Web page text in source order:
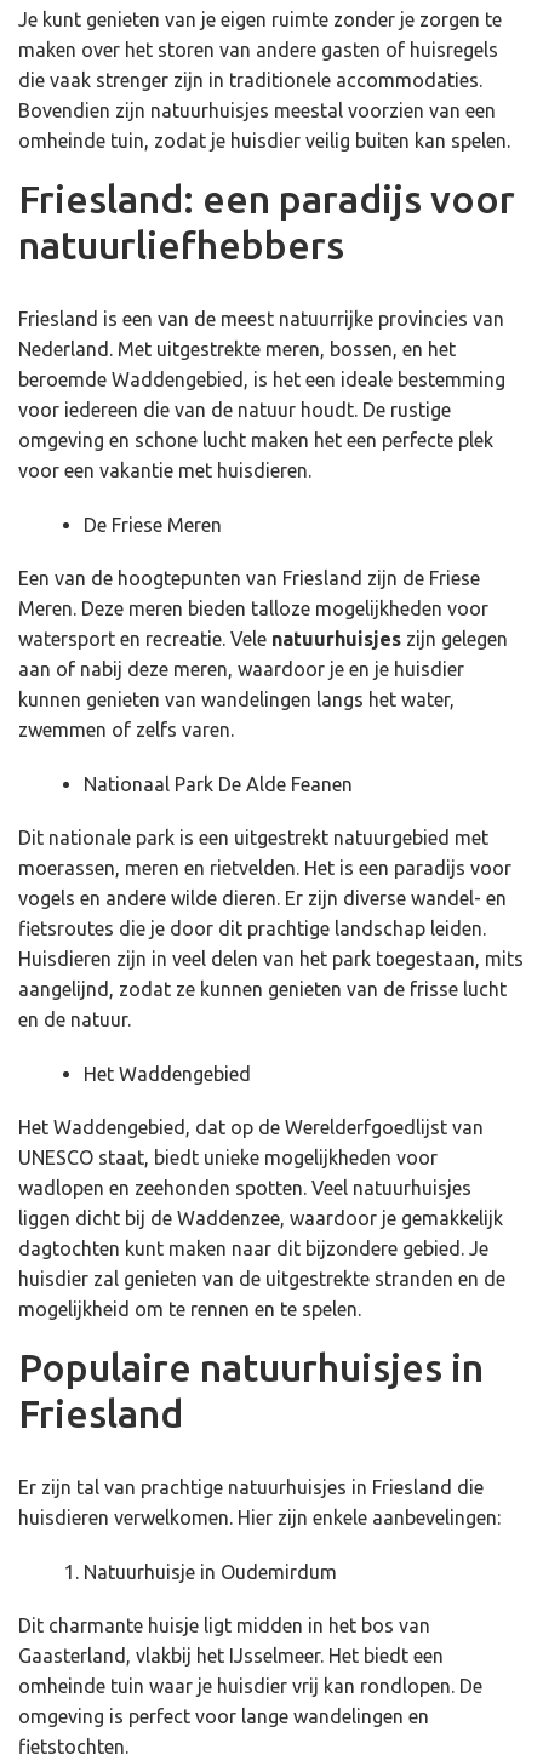
Je kunt genieten van je eigen ruimte zonder je zorgen te
maken over het storen van andere gasten of huisregels
die vaak strenger zijn in traditionele accommodaties.
Bovendien zijn natuurhuisjes meestal voorzien van een
omheinde tuin, zodat je huisdier veilig buiten kan spelen.
Friesland: een paradijs voor
natuurliefhebbers
Friesland is een van de meest natuurrijke provincies van
Nederland. Met uitgestrekte meren, bossen, en het
beroemde Waddengebied, is het een ideale bestemming
voor iedereen die van de natuur houdt. De rustige
omgeving en schone lucht maken het een perfecte plek
voor een vakantie met huisdieren.
De Friese Meren
Een van de hoogtepunten van Friesland zijn de Friese
Meren. Deze meren bieden talloze mogelijkheden voor
watersport en recreatie. Vele natuurhuisjes zijn gelegen
aan of nabij deze meren, waardoor je en je huisdier
kunnen genieten van wandelingen langs het water,
zwemmen of zelfs varen.
Nationaal Park De Alde Feanen
Dit nationale park is een uitgestrekt natuurgebied met
moerassen, meren en rietvelden. Het is een paradijs voor
vogels en andere wilde dieren. Er zijn diverse wandel- en
fietsroutes die je door dit prachtige landschap leiden.
Huisdieren zijn in veel delen van het park toegestaan, mits
aangelijnd, zodat ze kunnen genieten van de frisse lucht
en de natuur.
Het Waddengebied
Het Waddengebied, dat op de Werelderfgoedlijst van
UNESCO staat, biedt unieke mogelijkheden voor
wadlopen en zeehonden spotten. Veel natuurhuisjes
liggen dicht bij de Waddenzee, waardoor je gemakkelijk
dagtochten kunt maken naar dit bijzondere gebied. Je
huisdier zal genieten van de uitgestrekte stranden en de
mogelijkheid om te rennen en te spelen.
Populaire natuurhuisjes in
Friesland
Er zijn tal van prachtige natuurhuisjes in Friesland die
huisdieren verwelkomen. Hier zijn enkele aanbevelingen:
Natuurhuisje in Oudemirdum
Dit charmante huisje ligt midden in het bos van
Gaasterland, vlakbij het IJsselmeer. Het biedt een
omheinde tuin waar je huisdier vrij kan rondlopen. De
omgeving is perfect voor lange wandelingen en
fietstochten.